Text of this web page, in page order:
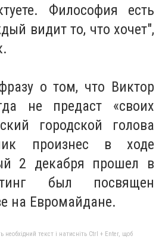
Философия есть
видит то, что хочет",
о том, что Виктор
не предаст «своих
городской голова
произнес в ходе
2 декабря прошел в
был посвящен
на Евромайдане.
текст і натисніть Ctrl + Enter, щоб